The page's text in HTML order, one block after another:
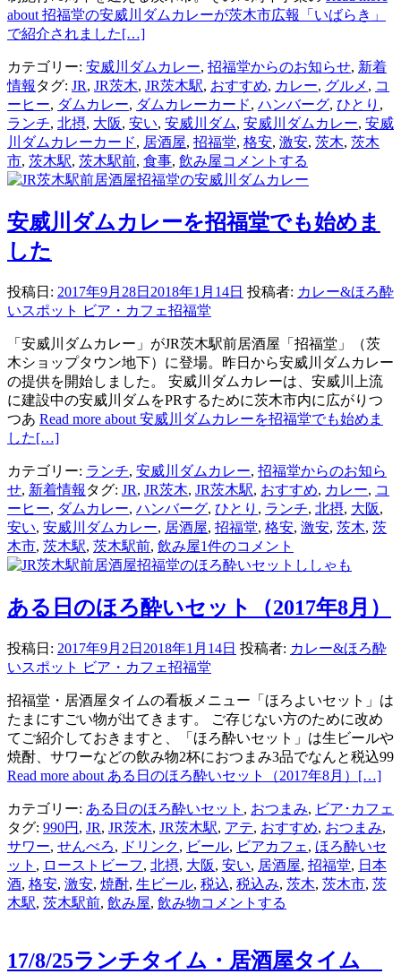
about 招福堂の安威川ダムカレーが茨木市広報「いばらき」
で紹介されました[…]
カテゴリー: 安威川ダムカレー, 招福堂からのお知らせ, 新着
情報 タグ: JR, JR茨木, JR茨木駅, おすすめ, カレー, グルメ , コ
ーヒー, ダムカレー, ダムカレーカード, ハンバーグ, ひとり ,
ランチ, 北摂, 大阪, 安い, 安威川ダム, 安威川ダムカレー, 安威
川ダムカレーカード, 居酒屋, 招福堂, 格安, 激安, 茨木, 茨木
市, 茨木駅, 茨木駅前, 食事, 飲み屋コメントする
安威川ダムカレーを招福堂でも始めま
した
投稿日: 2017年9月28日 2018年1月14日 投稿者: カレー&ほろ酔
いスポット ビア・カフェ招福堂
「安威川ダムカレー」がJR茨木駅前居酒屋「招福堂」（茨
木ショップタウン地下）に登場。昨日から安威川ダムカレー
の提供を開始しました。 安威川ダムカレーは、安威川上流
に建設中の安威川ダムをPRするために茨木市内に広がりつ
つあ Read more about 安威川ダムカレーを招福堂でも始めま
した[…]
カテゴリー: ランチ, 安威川ダムカレー, 招福堂からのお知ら
せ, 新着情報 タグ: JR, JR茨木, JR茨木駅, おすすめ, カレー, コ
ーヒー, ダムカレー, ハンバーグ, ひとり , ランチ, 北摂, 大阪,
安い, 安威川ダムカレー, 居酒屋, 招福堂, 格安, 激安, 茨木, 茨
木市, 茨木駅, 茨木駅前, 飲み屋1件のコメント
ある日のほろ酔いセット（2017年8月）
投稿日: 2017年9月2日 2018年1月14日 投稿者: カレー&ほろ酔
いスポット ビア・カフェ招福堂
招福堂・居酒屋タイムの看板メニュー「ほろよいセット」は
たまにすごい物が出てきます。 ご存じない方のために改め
てご紹介しておきますと、「ほろ酔いセット」は生ビールや
焼酎、サワーなどの飲み物2杯におつまみ3品でなんと税込99
Read more about ある日のほろ酔いセット（2017年8月） […]
カテゴリー: ある日のほろ酔いセット , おつまみ, ビア･カフェ
タグ: 990円 , JR, JR茨木, JR茨木駅, アテ, おすすめ, おつまみ,
サワー, せんべろ, ドリンク, ビール, ビアカフェ , ほろ酔いセ
ット , ローストビーフ, 北摂, 大阪, 安い, 居酒屋, 招福堂, 日本
酒, 格安, 激安, 焼酎, 生ビール, 税込, 税込み, 茨木, 茨木市, 茨
木駅, 茨木駅前, 飲み屋, 飲み物コメントする
17/8/25ランチタイム・居酒屋タイム